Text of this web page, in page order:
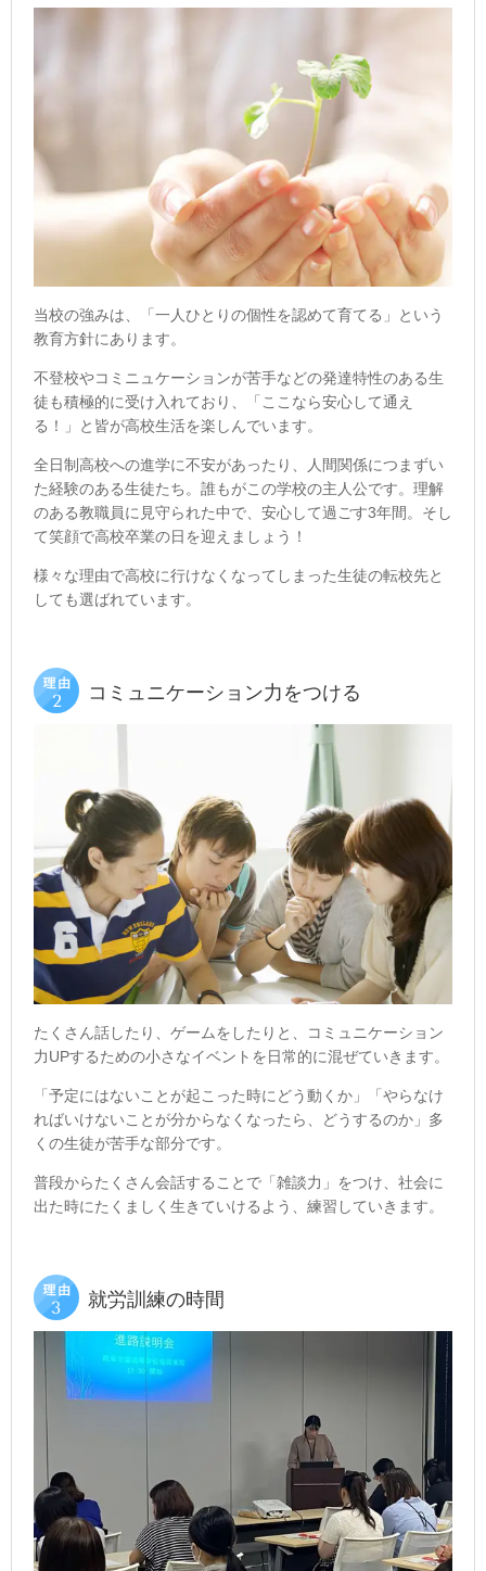
当校の強みは、「一人ひとりの個性を認めて育てる」という
教育方針にあります。
不登校やコミニュケーションが苦手などの発達特性のある生
徒も積極的に受け入れており、「ここなら安心して通え
る！」と皆が高校生活を楽しんでいます。
全日制高校への進学に不安があったり、人間関係につまずい
た経験のある生徒たち。誰もがこの学校の主人公です。理解
のある教職員に見守られた中で、安心して過ごす3年間。そし
て笑顔で高校卒業の日を迎えましょう！
様々な理由で高校に行けなくなってしまった生徒の転校先と
しても選ばれています。
コミュニケーション力をつける
たくさん話したり、ゲームをしたりと、コミュニケーション
力UPするための小さなイベントを日常的に混ぜていきます。
「予定にはないことが起こった時にどう動くか」「やらなけ
ればいけないことが分からなくなったら、どうするのか」多
くの生徒が苦手な部分です。
普段からたくさん会話することで「雑談力」をつけ、社会に
出た時にたくましく生きていけるよう、練習していきます。
就労訓練の時間